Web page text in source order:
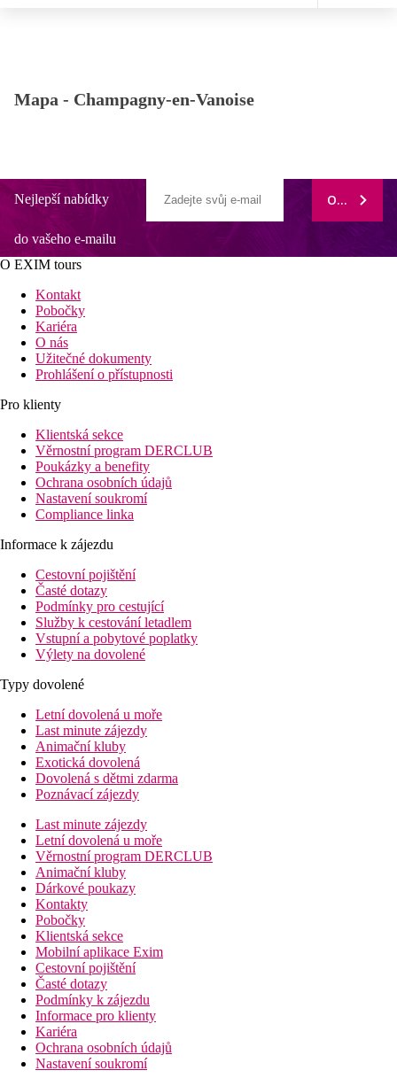
Mapa - Champagny-en-Vanoise
Nejlepší nabídky
do vašeho e-mailu
ODEBÍRAT
O EXIM tours
Kontakt
Pobočky
Kariéra
O nás
Užitečné dokumenty
Prohlášení o přístupnosti
Pro klienty
Klientská sekce
Věrnostní program DERCLUB
Poukázky a benefity
Ochrana osobních údajů
Nastavení soukromí
Compliance linka
Informace k zájezdu
Cestovní pojištění
Časté dotazy
Podmínky pro cestující
Služby k cestování letadlem
Vstupní a pobytové poplatky
Výlety na dovolené
Typy dovolené
Letní dovolená u moře
Last minute zájezdy
Animační kluby
Exotická dovolená
Dovolená s dětmi zdarma
Poznávací zájezdy
Last minute zájezdy
Letní dovolená u moře
Věrnostní program DERCLUB
Animační kluby
Dárkové poukazy
Kontakty
Pobočky
Klientská sekce
Mobilní aplikace Exim
Cestovní pojištění
Časté dotazy
Podmínky k zájezdu
Informace pro klienty
Kariéra
Ochrana osobních údajů
Nastavení soukromí